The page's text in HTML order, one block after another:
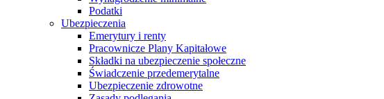
Podatki
Ubezpieczenia
Emerytury i renty
Pracownicze Plany Kapitałowe
Składki na ubezpieczenie społeczne
Świadczenie przedemerytalne
Ubezpieczenie zdrowotne